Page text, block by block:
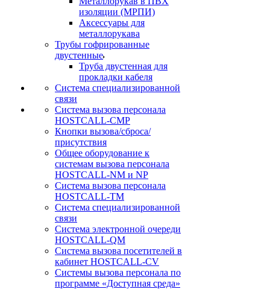
изоляции (МРПИ)
Аксессуары для
металлорукава
Трубы гофрированные
двустенные
Труба двустенная для
прокладки кабеля
Система специализированной
связи
Cистема вызова персонала
HOSTCALL-CMP
Кнопки вызова/сброса/
присутствия
Общее оборудование к
системам вызова персонала
HOSTCALL-NM и NP
Система вызова персонала
HOSTCALL-TM
Система специализированной
связи
Система электронной очереди
HOSTCALL-QM
Cистема вызова посетителей в
кабинет HOSTCALL-CV
Системы вызова персонала по
программе «Доступная среда»